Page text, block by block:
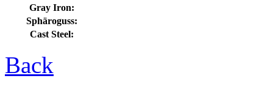
Gray Iron:
Sphäroguss:
Cast Steel:
Back